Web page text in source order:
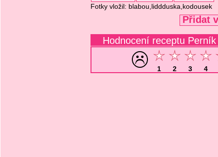
Fotky vložil: blabou,liddduska,kodousek
Přidat
Hodnocení receptu
1 2 3 4